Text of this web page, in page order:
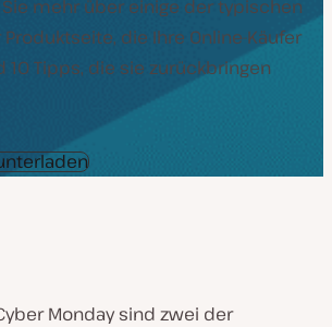
mehr über einige der typischen
die Ihre Online-Käufer
10 Tipps, die sie zurückbringen
Monday sind zwei der